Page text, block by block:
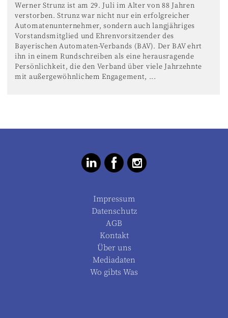
Werner Strunz ist am 29. Juli im Alter von 88 Jahren
verstorben. Strunz war nicht nur ein erfolgreicher
Automatenunternehmer, sondern auch langjähriges
Vorstandsmitglied und Ehrenvorsitzender des
Bayerischen Automaten-Verbands (BAV). Der BAV ehrt
ihn in einem Rundschreiben als eine herausragende
Persönlichkeit, die den Verband über viele Jahrzehnte
mit außergewöhnlichem Engagement, ...
Impressum
Datenschutz
AGB
Kontakt
Über uns
Mediadaten
Wo gibts Was